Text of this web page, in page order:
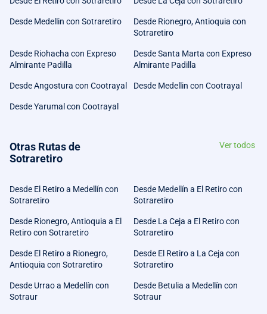
Desde Medellin con Sotraretiro
Desde Rionegro, Antioquia con
Sotraretiro
Desde Riohacha con Expreso
Almirante Padilla
Desde Santa Marta con Expreso
Almirante Padilla
Desde Angostura con Cootrayal Desde Medellin con Cootrayal
Desde Yarumal con Cootrayal
Otras Rutas de
Sotraretiro
Ver todos
Desde El Retiro a Medellín con
Sotraretiro
Desde Medellín a El Retiro con
Sotraretiro
Desde Rionegro, Antioquia a El
Retiro con Sotraretiro
Desde La Ceja a El Retiro con
Sotraretiro
Desde El Retiro a Rionegro,
Antioquia con Sotraretiro
Desde El Retiro a La Ceja con
Sotraretiro
Desde Urrao a Medellín con
Sotraur
Desde Betulia a Medellín con
Sotraur